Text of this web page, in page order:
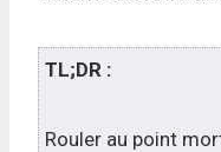
TL;DR :
Rouler au point